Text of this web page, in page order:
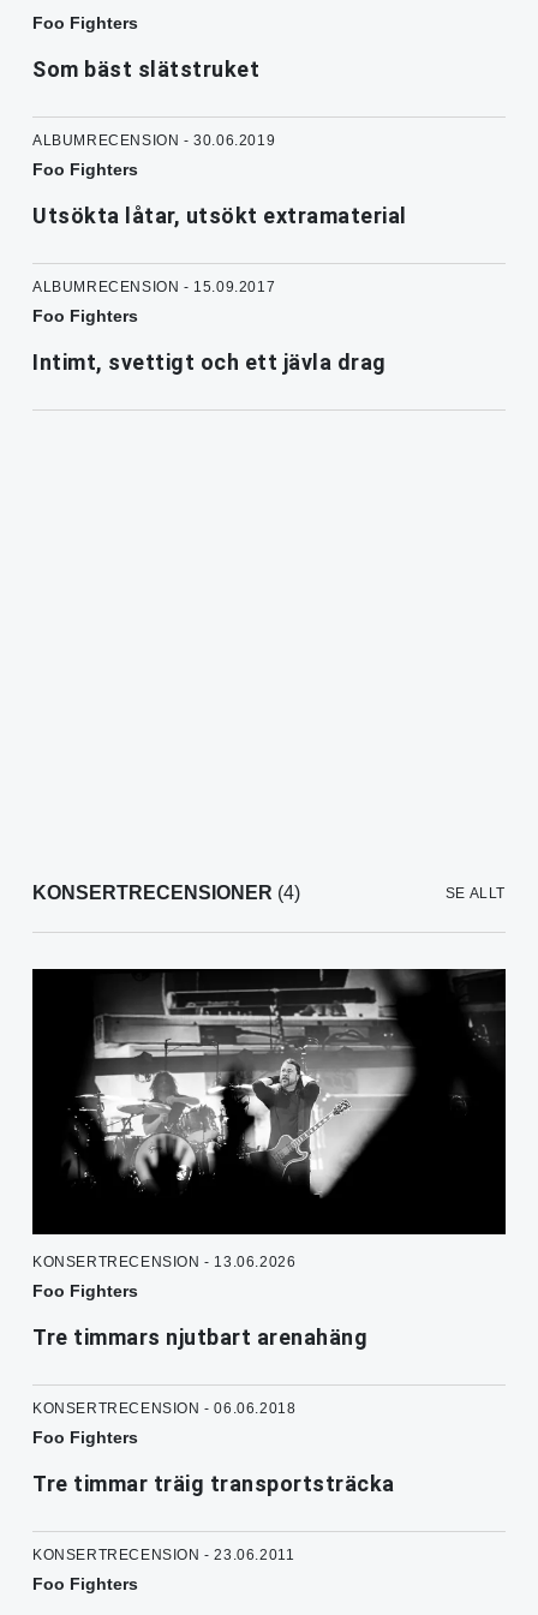
Foo Fighters
Som bäst slätstruket
ALBUMRECENSION - 30.06.2019
Foo Fighters
Utsökta låtar, utsökt extramaterial
ALBUMRECENSION - 15.09.2017
Foo Fighters
Intimt, svettigt och ett jävla drag
KONSERTRECENSIONER (4) SE ALLT
KONSERTRECENSION - 13.06.2026
Foo Fighters
Tre timmars njutbart arenahäng
KONSERTRECENSION - 06.06.2018
Foo Fighters
Tre timmar träig transportsträcka
KONSERTRECENSION - 23.06.2011
Foo Fighters